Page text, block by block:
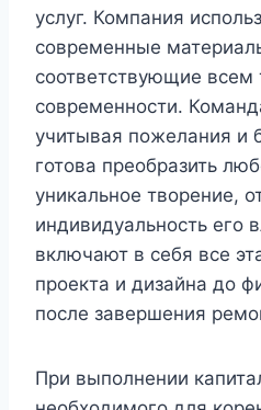
услуг. Компания
современные
соответствующие всем
современности.
учитывая пожелания и
готова преобразить
уникальное творение,
индивидуальность его
включают в себя все
проекта и дизайна до
после завершения
При выполнении